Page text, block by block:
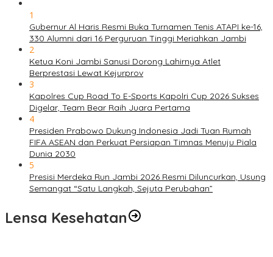
1
Gubernur Al Haris Resmi Buka Turnamen Tenis ATAPI ke-16,
330 Alumni dari 16 Perguruan Tinggi Meriahkan Jambi
2
Ketua Koni Jambi Sanusi Dorong Lahirnya Atlet
Berprestasi Lewat Kejurprov
3
Kapolres Cup Road To E-Sports Kapolri Cup 2026 Sukses
Digelar, Team Bear Raih Juara Pertama
4
Presiden Prabowo Dukung Indonesia Jadi Tuan Rumah
FIFA ASEAN dan Perkuat Persiapan Timnas Menuju Piala
Dunia 2030
5
Presisi Merdeka Run Jambi 2026 Resmi Diluncurkan, Usung
Semangat “Satu Langkah, Sejuta Perubahan”
Lensa Kesehatan